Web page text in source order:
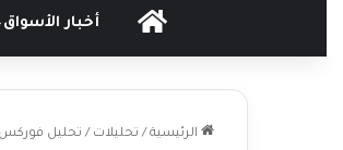
الرئيسيةأخبار الأسواق
الرئيسية / تحليلات / تحليل فوركس